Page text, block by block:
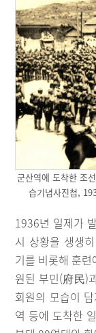
군산역에 도착한 조
습기념사진첩,
1936년 일제가
시 상황을 생생
기를 비롯해 훈
원된 부민(府民)
회원의 모습이
역 등에 도착한